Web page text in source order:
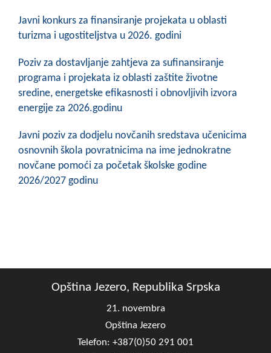
Poljoprivreda
Turizam
Sport
CIVILNA ZAŠTITA
KONTAKT
Javni konkurs za finansiranje projekata u oblasti
turizma i ugostiteljstva u 2026. godini
Poziv za dostavljanje zahtjeva za sufinansiranje
programa i projekata iz oblasti zaštite životne
sredine, energetske efikasnosti i obnovljivih izvora
energije za 2026.godinu
Javni poziv za dodjelu novčanih sredstava učenicima
osnovnih škola povratnicima na ime jednokratne
novčane pomoći za početak školske godine
2026/2027 godinu
Opština Jezero, Republika Srpska
21. novembra
Opština Jezero
Telefon: +387(0)50 291 001